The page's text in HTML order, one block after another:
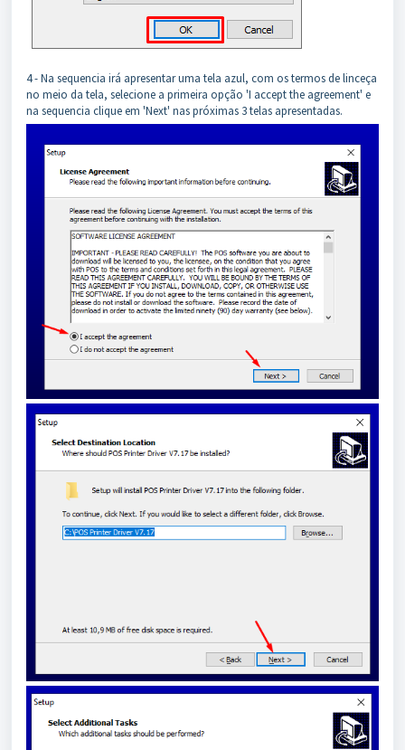
4 - Na sequencia irá apresentar uma tela azul, com os termos de linceça
no meio da tela, selecione a primeira opção 'I accept the agreement' e
na sequencia clique em 'Next' nas próximas 3 telas apresentadas.